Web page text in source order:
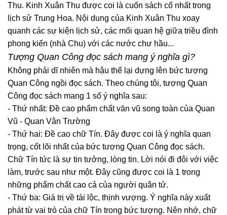
Thu. Kinh Xuân Thu được coi là cuốn sách cổ nhất trong
lịch sử Trung Hoa. Nội dung của Kinh Xuân Thu xoay
quanh các sự kiện lịch sử, các mối quan hệ giữa triều đình
phong kiến (nhà Chu) với các nước chư hầu...
Tượng Quan Công đọc sách mang ý nghĩa gì?
Không phải dĩ nhiên mà hậu thế lại dựng lên bức tượng
Quan Công ngồi đọc sách. Theo chúng tôi, tượng Quan
Công đọc sách mang 1 số ý nghĩa sau:
- Thứ nhất: Đề cao phẩm chất văn vũ song toàn của Quan
Vũ - Quan Vân Trường
- Thứ hai: Đề cao chữ Tín. Đây được coi là ý nghĩa quan
trọng, cốt lõi nhất của bức tượng Quan Công đọc sách.
Chữ Tín tức là sự tin tưởng, lòng tin. Lời nói đi đôi với việc
làm, trước sau như một. Đây cũng được coi là 1 trong
những phẩm chất cao cả của người quân tử.
- Thứ ba: Giá trị về tài lộc, thịnh vượng. Ý nghĩa này xuất
phát từ vai trò của chữ Tín trong bức tượng. Nên nhớ, chữ